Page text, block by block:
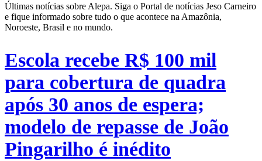
Últimas notícias sobre Alepa. Siga o Portal de notícias Jeso Carneiro
e fique informado sobre tudo o que acontece na Amazônia,
Noroeste, Brasil e no mundo.
Escola recebe R$ 100 mil
para cobertura de quadra
após 30 anos de espera;
modelo de repasse de João
Pingarilho é inédito